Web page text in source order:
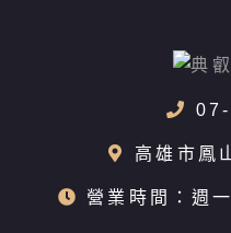
高雄市鳳
營業時間：週